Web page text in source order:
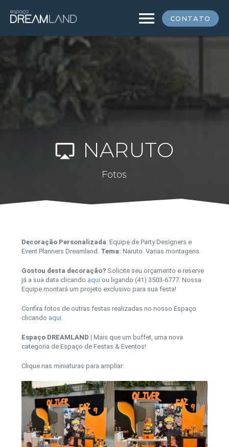
CONTATO
menu
airplay NARUTO
Fotos
Decoração Personalizada: Equipe de Party Designers e
Event Planners Dreamland. Tema: Naruto. Varias montagens.
Gostou desta decoração?Solicite seu orçamento e reserve
já a sua data clicando aqui ou ligando (41) 3503-6777. Nossa
Equipe montará um projeto exclusivo para sua festa!
Confira fotos de outras festas realizadas no nosso Espaço
clicando aqui
Espaço DREAMLAND | Mais que um buffet, uma nova
categoria de Espaço de Festas & Eventos!
Clique nas miniaturas para ampliar: